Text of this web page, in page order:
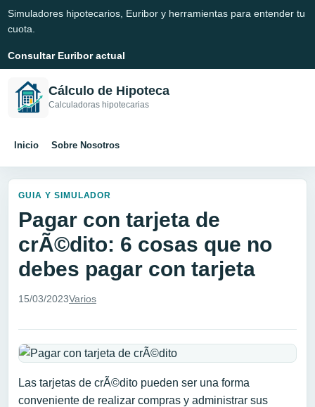
Simuladores hipotecarios, Euribor y herramientas para entender tu
cuota.
Consultar Euribor actual
Cálculo de Hipoteca
Calculadoras hipotecarias
Inicio Sobre Nosotros
GUIA Y SIMULADOR
Pagar con tarjeta de
crÃ©dito: 6 cosas que no
debes pagar con tarjeta
15/03/2023Varios
Las tarjetas de crÃ©dito pueden ser una forma
conveniente de realizar compras y administrar sus